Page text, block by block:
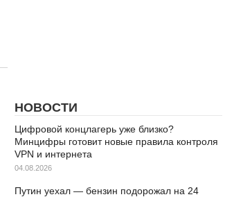
НОВОСТИ
Цифровой концлагерь уже близко?
Минцифры готовит новые правила контроля
VPN и интернета
04.08.2026
Путин уехал — бензин подорожал на 24